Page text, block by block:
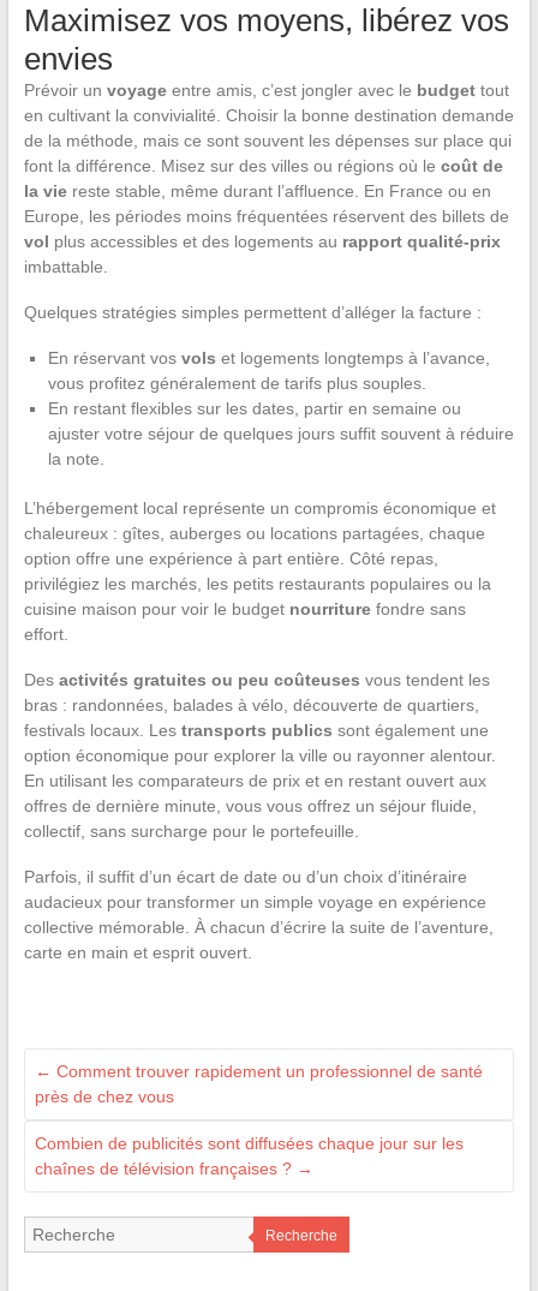
Maximisez vos moyens, libérez vos
envies
Prévoir un voyageentre amis, c’est jongler avec le budgettout
en cultivant la convivialité. Choisir la bonne destination demande
de la méthode, mais ce sont souvent les dépenses sur place qui
font la différence. Misez sur des villes ou régions où le coût de
la viereste stable, même durant l’affluence. En France ou en
Europe, les périodes moins fréquentées réservent des billets de
vol plus accessibles et des logements au rapport qualité-prix
imbattable.
Quelques stratégies simples permettent d’alléger la facture :
En réservant vos vols et logements longtemps à l’avance,
vous profitez généralement de tarifs plus souples.
En restant flexibles sur les dates, partir en semaine ou
ajuster votre séjour de quelques jours suffit souvent à réduire
la note.
L’hébergement local représente un compromis économique et
chaleureux : gîtes, auberges ou locations partagées, chaque
option offre une expérience à part entière. Côté repas,
privilégiez les marchés, les petits restaurants populaires ou la
cuisine maison pour voir le budget nourriturefondre sans
effort.
Des activités gratuites ou peu coûteuses vous tendent les
bras : randonnées, balades à vélo, découverte de quartiers,
festivals locaux. Les transports publics sont également une
option économique pour explorer la ville ou rayonner alentour.
En utilisant les comparateurs de prix et en restant ouvert aux
offres de dernière minute, vous vous offrez un séjour fluide,
collectif, sans surcharge pour le portefeuille.
Parfois, il suffit d’un écart de date ou d’un choix d’itinéraire
audacieux pour transformer un simple voyage en expérience
collective mémorable. À chacun d’écrire la suite de l’aventure,
carte en main et esprit ouvert.
← Comment trouver rapidement un professionnel de santé
près de chez vous
Combien de publicités sont diffusées chaque jour sur les
chaînes de télévision françaises ? →
Recherche